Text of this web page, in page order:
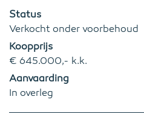
Status
Verkocht onder voorbehoud
Koopprijs
€ 645.000,- k.k.
Aanvaarding
In overleg